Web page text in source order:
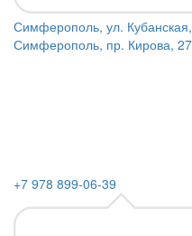
Симферополь, ул.
Симферополь, пр. Кирова, 27
+7 978 899-06-39